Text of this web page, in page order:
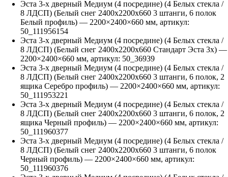
Эста 3-х дверный Медиум (4 посредине) (4 Белых стекла /
8 ЛДСП) (Белый снег 2400х2200х660 3 штанги, 6 полок
Белый профиль) — 2200×2400×660 мм, артикул:
50_111956154
Эста 3-х дверный Медиум (4 посредине) (4 Белых стекла /
8 ЛДСП) (Белый снег 2400х2200х660 Стандарт Эста 3х) —
2200×2400×660 мм, артикул: 50_36939
Эста 3-х дверный Медиум (4 посредине) (4 Белых стекла /
8 ЛДСП) (Белый снег 2400х2200х660 3 штанги, 6 полок, 2
ящика Серебро профиль) — 2200×2400×660 мм, артикул:
50_111953221
Эста 3-х дверный Медиум (4 посредине) (4 Белых стекла /
8 ЛДСП) (Белый снег 2400х2200х660 3 штанги, 6 полок, 2
ящика Черный профиль) — 2200×2400×660 мм, артикул:
50_111960377
Эста 3-х дверный Медиум (4 посредине) (4 Белых стекла /
8 ЛДСП) (Белый снег 2400х2200х660 3 штанги, 6 полок
Черный профиль) — 2200×2400×660 мм, артикул:
50_111960376